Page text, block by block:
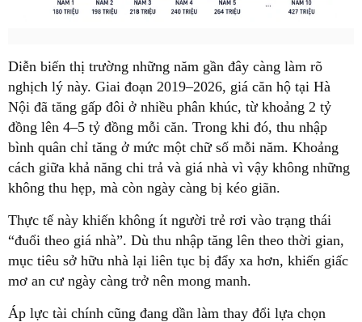
Diễn biến thị trường những năm gần đây càng làm rõ
nghịch lý này. Giai đoạn 2019–2026, giá căn hộ tại Hà
Nội đã tăng gấp đôi ở nhiều phân khúc, từ khoảng 2 tỷ
đồng lên 4–5 tỷ đồng mỗi căn. Trong khi đó, thu nhập
bình quân chỉ tăng ở mức một chữ số mỗi năm. Khoảng
cách giữa khả năng chi trả và giá nhà vì vậy không những
không thu hẹp, mà còn ngày càng bị kéo giãn.
Thực tế này khiến không ít người trẻ rơi vào trạng thái
“đuổi theo giá nhà”. Dù thu nhập tăng lên theo thời gian,
mục tiêu sở hữu nhà lại liên tục bị đẩy xa hơn, khiến giấc
mơ an cư ngày càng trở nên mong manh.
Áp lực tài chính cũng đang dần làm thay đổi lựa chọn